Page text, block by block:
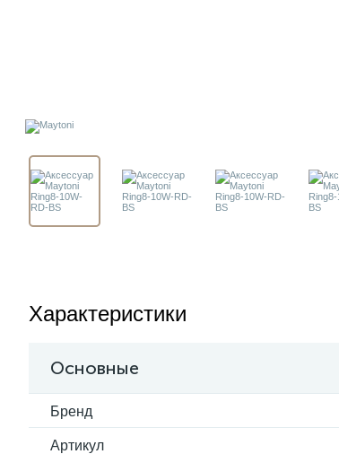
Характеристики
Основные
Бренд
Артикул